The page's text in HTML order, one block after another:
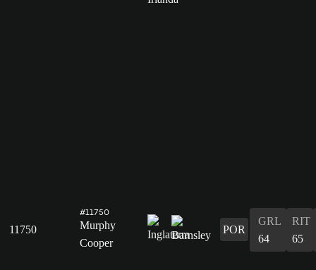
11750
#11750
Murphy
Cooper
POR
GRL
64
RIT
65